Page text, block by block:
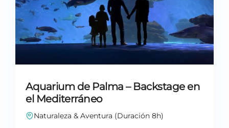
Aquarium de Palma – Backstage en
el Mediterráneo
Naturaleza & Aventura (Duración 8h)